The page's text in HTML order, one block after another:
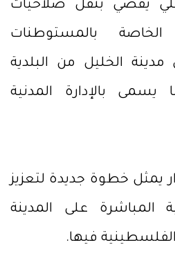
يقضي بنقل صلاحيات
الخاصة بالمستوطنات
مدينة الخليل من البلدية
يسمى بالإدارة المدنية
يمثل خطوة جديدة لتعزيز
المباشرة على المدينة
فيها.